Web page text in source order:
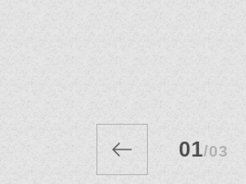
01/03